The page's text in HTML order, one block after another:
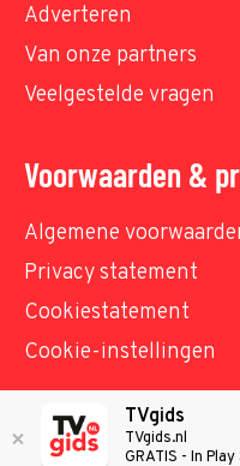
Adverteren
Van onze partners
Veelgestelde vragen
Voorwaarden &
Algemene
Privacy statement
Cookiestatement
Cookie-instellingen
© TVgids.nl 2026 - All
TVgids
TVgids.nl
GRATIS - In